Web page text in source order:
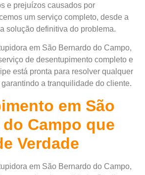
e prejuízos causados por
um serviço completo, desde a
solução definitiva do problema.
em São Bernardo do Campo,
de desentupimento completo e
está pronta para resolver qualquer
a tranquilidade do cliente.
em São
Campo que
Verdade
em São Bernardo do Campo,